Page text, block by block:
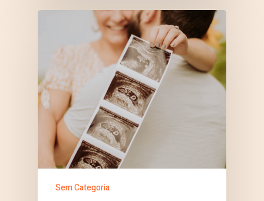
Sem Categoria